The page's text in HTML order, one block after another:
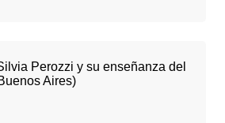
Perozzi y su enseñanza del
Aires)